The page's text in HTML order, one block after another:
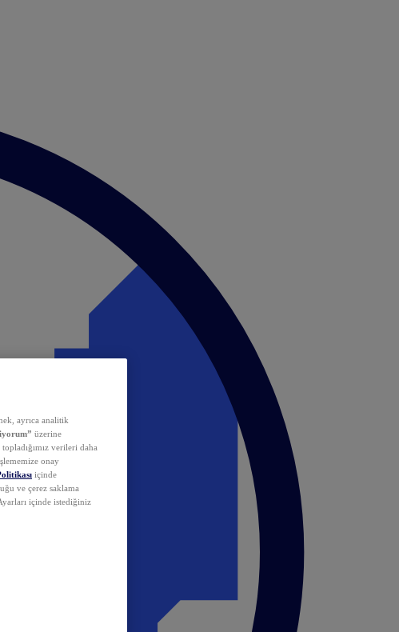
ayrıca analitik
üzerine
verileri daha
onay
içinde
ve çerez saklama
içinde istediğiniz